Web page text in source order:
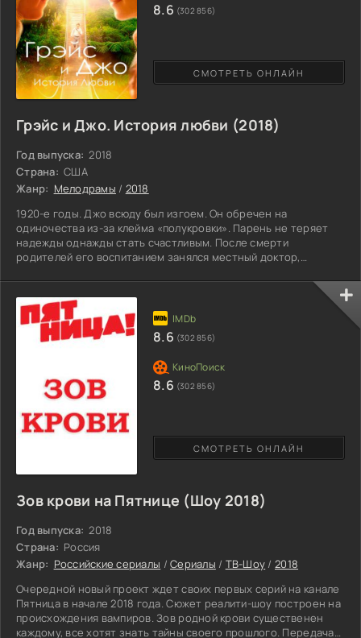
Грэйс и Джо. История любви (2018)
Год выпуска: 2018
Страна: США
Жанр: Мелодрамы / 2018
1920-е годы. Джо всюду был изгоем. Он обречен на
одиночества из-за клейма «полукровки». Парень не теряет
надежды однажды стать счастливым. После смерти
родителей его воспитанием занялся местный доктор,
прекрасно разбирающимся в медицине. Годы шли, и бедный
эмигрант начал привыкать к новой жизни. Все изменилось
после случайной встречи с очаровательной незнакомкой. С
первого взгляда главный герой влюбляется в прекрасную
Грэйс. Она оказывается
СМОТРЕТЬ ОНЛАЙН
8.6 (302 856)
Зов крови на Пятнице (Шоу 2018)
Год выпуска: 2018
Страна: Россия
Жанр: Российские сериалы /Сериалы / ТВ-Шоу / 2018
Очередной новый проект ждет своих первых серий на канале
Пятница в начале 2018 года. Сюжет реалити-шоу построен на
происхождения вампиров. Зов родной крови существенен
каждому, все хотят знать тайны своего прошлого. Передача
СМОТРЕТЬ ОНЛАЙН
8.6 (302 856)
8.6 (302 856)